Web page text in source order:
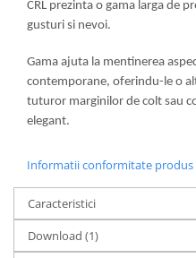
CRL prezinta o gama larga de
gusturi si nevoi.
Gama ajuta la mentinerea
contemporane, oferindu-le o
tuturor marginilor de colt sau
elegant.
Informatii conformitate produs
Caracteristici
Download (1)